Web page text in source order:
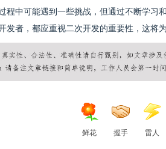
程中可能遇到一些挑战，但通过不断学
发者，都应重视二次开发的重要性，这将
鲜花 握手 雷人